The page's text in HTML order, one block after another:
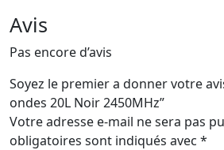
Avis
Pas encore d’avis
Soyez le premier a donner votre
ondes 20L Noir 2450MHz”
Votre adresse e-mail ne sera pas
obligatoires sont indiqués avec *